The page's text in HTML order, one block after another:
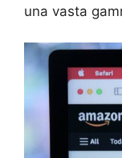
una vasta